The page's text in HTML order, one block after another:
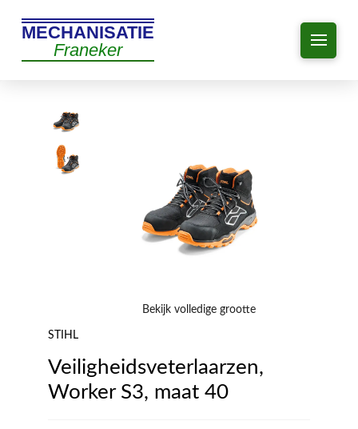
MECHANISATIE
Franeker
Bekijk volledige grootte
STIHL
Veiligheidsveterlaarzen,
Worker S3, maat 40